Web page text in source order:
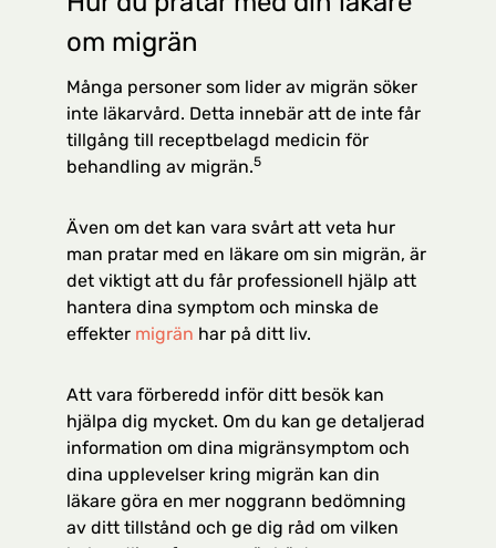
om migrän
Många personer som lider av migrän söker
inte läkarvård. Detta innebär att de inte får
tillgång till receptbelagd medicin för
behandling av migrän.5
Även om det kan vara svårt att veta hur
man pratar med en läkare om sin migrän, är
det viktigt att du får professionell hjälp att
hantera dina symptom och minska de
effekter migrän har på ditt liv.
Att vara förberedd inför ditt besök kan
hjälpa dig mycket. Om du kan ge detaljerad
information om dina migränsymptom och
dina upplevelser kring migrän kan din
läkare göra en mer noggrann bedömning
av ditt tillstånd och ge dig råd om vilken